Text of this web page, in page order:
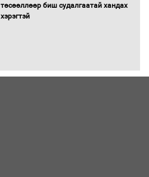
амжилт хүслээ
албан татварыг тэглэлээ
төсөөллөөр биш судалгаатай хандах
хэрэгтэй